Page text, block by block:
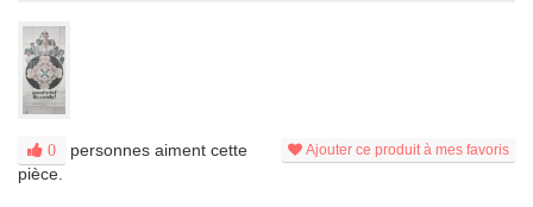
Ajouter ce produit à mes favoris
0
personnes aiment cette
pièce.